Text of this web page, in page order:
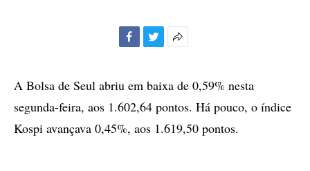
compartilhamento
A Bolsa de Seul abriu em baixa de 0,59% nesta
segunda-feira, aos 1.602,64 pontos. Há pouco, o índice
Kospi avançava 0,45%, aos 1.619,50 pontos.